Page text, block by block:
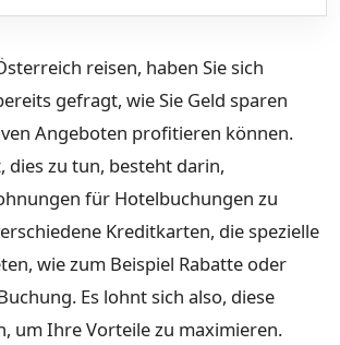
reisen, haben Sie sich
gefragt, wie Sie Geld sparen
Angeboten profitieren können.
dies zu tun, besteht darin,
für Hotelbuchungen zu
Kreditkarten, die spezielle
wie zum Beispiel Rabatte oder
Es lohnt sich also, diese
um Ihre Vorteile zu maximieren.